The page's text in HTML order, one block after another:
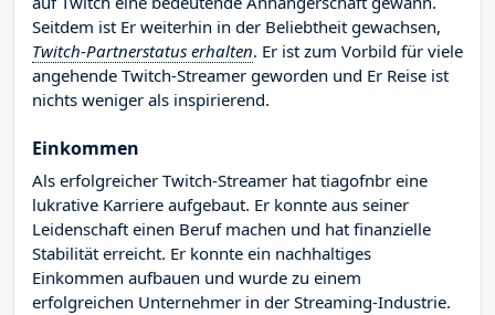
Seitdem ist Er weiterhin in der Beliebtheit gewachsen,
Twitch-Partnerstatus erhalten. Er ist zum Vorbild für viele
angehende Twitch-Streamer geworden und Er Reise ist
nichts weniger als inspirierend.
Einkommen
Als erfolgreicher Twitch-Streamer hat tiagofnbr eine
lukrative Karriere aufgebaut. Er konnte aus seiner
Leidenschaft einen Beruf machen und hat finanzielle
Stabilität erreicht. Er konnte ein nachhaltiges
Einkommen aufbauen und wurde zu einem
erfolgreichen Unternehmer in der Streaming-Industrie.